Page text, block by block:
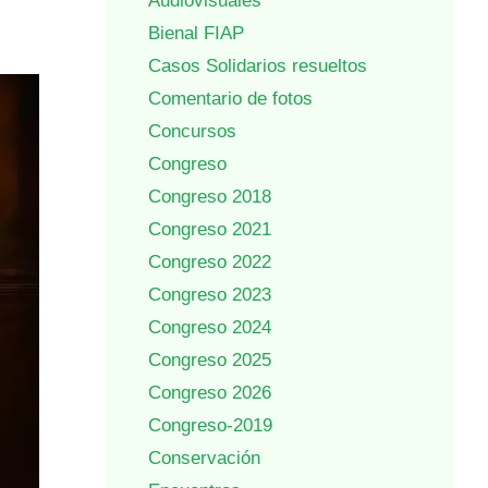
Bienal FIAP
Casos Solidarios resueltos
Comentario de fotos
Concursos
Congreso
Congreso 2018
Congreso 2021
Congreso 2022
Congreso 2023
Congreso 2024
Congreso 2025
Congreso 2026
Congreso-2019
Conservación